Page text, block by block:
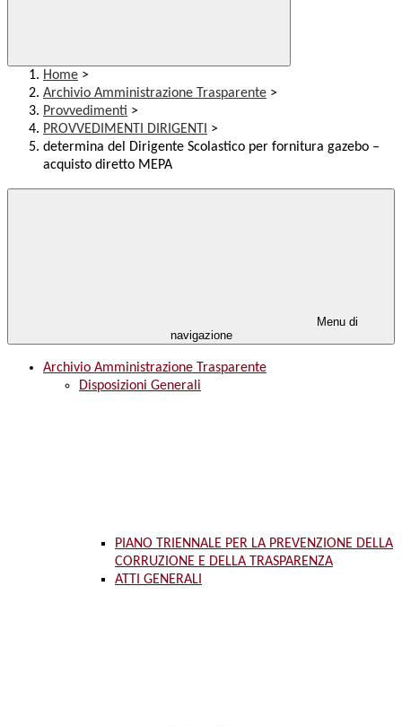
Home >
Archivio Amministrazione Trasparente >
Provvedimenti >
PROVVEDIMENTI DIRIGENTI >
determina del Dirigente Scolastico per fornitura gazebo –
acquisto diretto MEPA
Menu di
navigazione
Archivio Amministrazione Trasparente
Disposizioni Generali
PIANO TRIENNALE PER LA PREVENZIONE DELLA
CORRUZIONE E DELLA TRASPARENZA
ATTI GENERALI